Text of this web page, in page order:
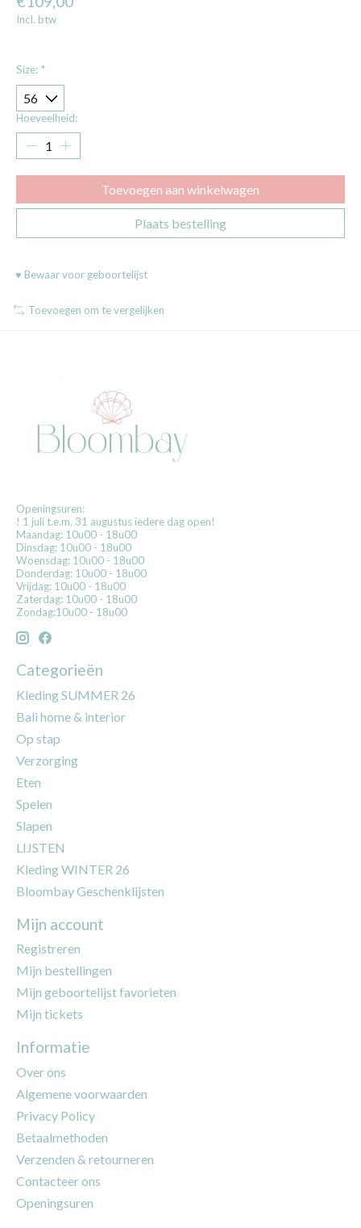
Incl. btw
Size: *
Hoeveelheid:
Toevoegen aan winkelwagen
Plaats bestelling
♥ Bewaar voor geboortelijst
Toevoegen om te vergelijken
Openingsuren:
! 1 juli t.e.m. 31 augustus iedere dag open!
Maandag: 10u00 - 18u00
Dinsdag: 10u00 - 18u00
Woensdag: 10u00 - 18u00
Donderdag: 10u00 - 18u00
Vrijdag: 10u00 - 18u00
Zaterdag: 10u00 - 18u00
Zondag:10u00 - 18u00
Categorieën
Kleding SUMMER 26
Bali home & interior
Op stap
Verzorging
Eten
Spelen
Slapen
LIJSTEN
Kleding WINTER 26
Bloombay Geschenklijsten
Mijn account
Registreren
Mijn bestellingen
Mijn geboortelijst favorieten
Mijn tickets
Informatie
Over ons
Algemene voorwaarden
Privacy Policy
Betaalmethoden
Verzenden & retourneren
Contacteer ons
Openingsuren